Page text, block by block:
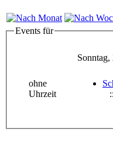
Events für
ohne
Uhrzeit